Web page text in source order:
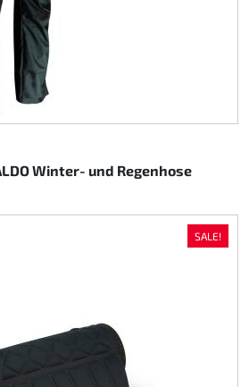
Winter- und Regenhose
SALE!